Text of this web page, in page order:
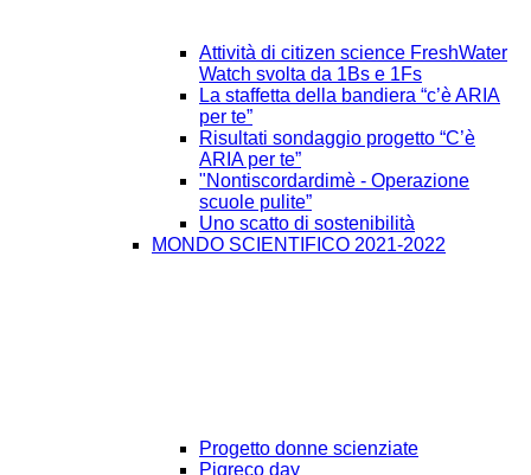
Attività di citizen science FreshWater
Watch svolta da 1Bs e 1Fs
La staffetta della bandiera “c’è ARIA
per te”
Risultati sondaggio progetto “C’è
ARIA per te”
"Nontiscordardimè - Operazione
scuole pulite”
Uno scatto di sostenibilità
MONDO SCIENTIFICO 2021-2022
Progetto donne scienziate
Pigreco day